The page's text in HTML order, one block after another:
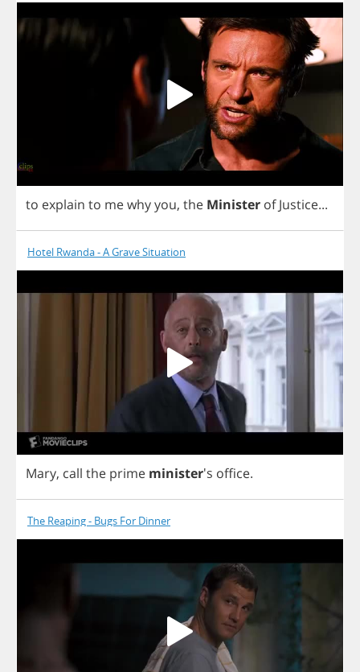
to explain to mewhyyou, the Minister of Justice...
Hotel Rwanda - A Grave Situation
Mary, call the prime minister's office.
The Reaping - Bugs For Dinner